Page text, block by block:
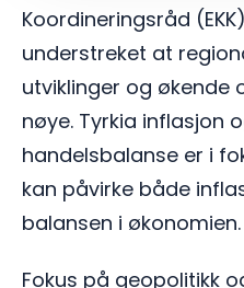
Koordineringsråd
understreket at
utviklinger og økende
nøye. Tyrkia inflasjon
handelsbalanse er i
kan påvirke både
balansen i økonomien.
Fokus på geopolitikk